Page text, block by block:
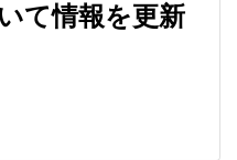
て情報を更新